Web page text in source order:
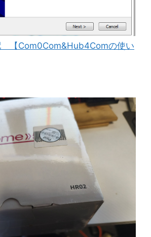
【Com0Com&Hub4Comの使い